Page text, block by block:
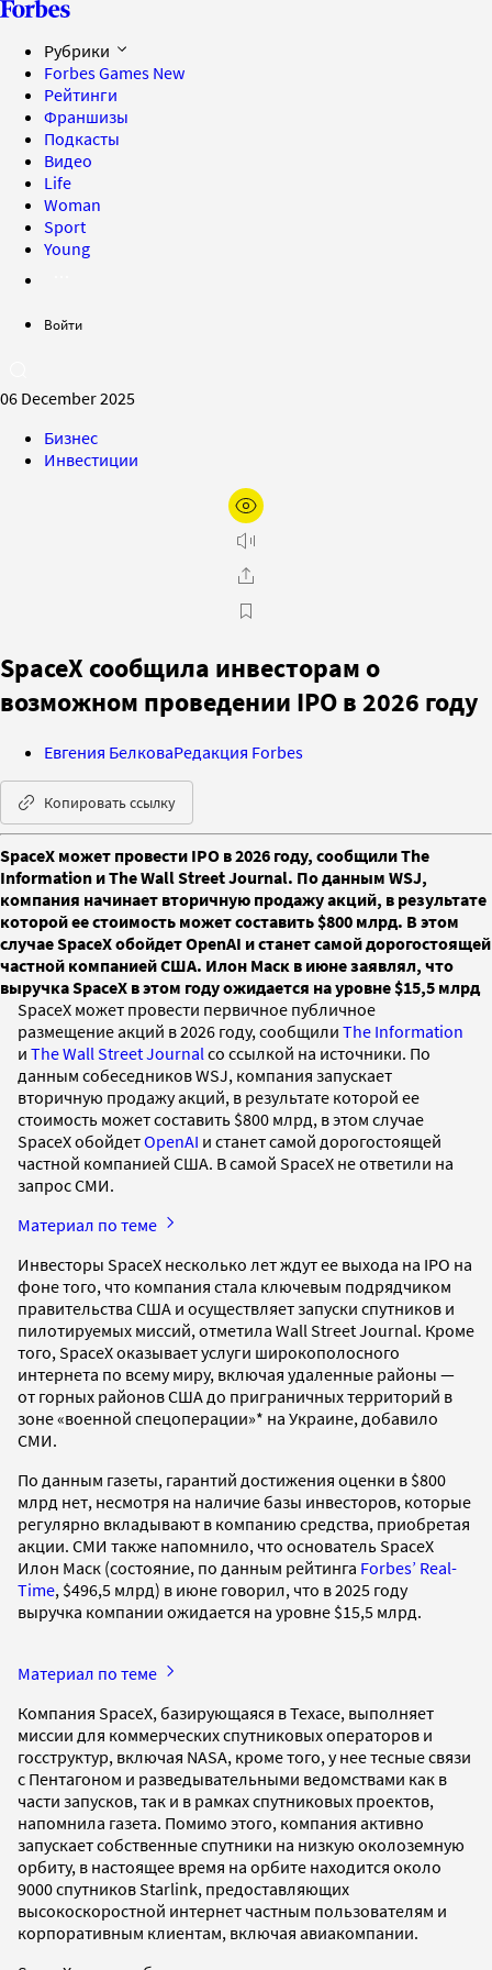
Рубрики
Forbes Games New
Рейтинги
Франшизы
Подкасты
Видео
Life
Woman
Sport
Young
Войти
06 December 2025
Бизнес
Инвестиции
SpaceX сообщила инвесторам о
возможном проведении IPO в 2026 году
Евгения БелковаРедакция Forbes
Копировать ссылку
SpaceX может провести IPO в 2026 году, сообщили The
Information и The Wall Street Journal. По данным WSJ,
компания начинает вторичную продажу акций, в результате
которой ее стоимость может составить $800 млрд. В этом
случае SpaceX обойдет OpenAI и станет самой дорогостоящей
частной компанией США. Илон Маск в июне заявлял, что
выручка SpaceX в этом году ожидается на уровне $15,5 млрд
SpaceX может провести первичное публичное
размещение акций в 2026 году, сообщили The Information
и The Wall Street Journal со ссылкой на источники. По
данным собеседников WSJ, компания запускает
вторичную продажу акций, в результате которой ее
стоимость может составить $800 млрд, в этом случае
SpaceX обойдетOpenAI и станет самой дорогостоящей
частной компанией США. В самой SpaceX не ответили на
запрос СМИ.
Материал по теме
Инвесторы SpaceX несколько лет ждут ее выхода на IPO на
фоне того, что компания стала ключевым подрядчиком
правительства США и осуществляет запуски спутников и
пилотируемых миссий, отметила Wall Street Journal. Кроме
того, SpaceX оказывает услуги широкополосного
интернета по всему миру, включая удаленные районы —
от горных районов США до приграничных территорий в
зоне «военной спецоперации»* на Украине, добавило
СМИ.
По данным газеты, гарантий достижения оценки в $800
млрд нет, несмотря на наличие базы инвесторов, которые
регулярно вкладывают в компанию средства, приобретая
акции. СМИ также напомнило, что основатель SpaceX
Илон Маск (состояние, по данным рейтинга Forbes’ Real-
Time, $496,5 млрд) в июне говорил, что в 2025 году
выручка компании ожидается на уровне $15,5 млрд.
Материал по теме
Компания SpaceX, базирующаяся в Техасе, выполняет
миссии для коммерческих спутниковых операторов и
госструктур, включая NASA, кроме того, у нее тесные связи
с Пентагоном и разведывательными ведомствами как в
части запусков, так и в рамках спутниковых проектов,
напомнила газета. Помимо этого, компания активно
запускает собственные спутники на низкую околоземную
орбиту, в настоящее время на орбите находится около
9000 спутников Starlink, предоставляющих
высокоскоростной интернет частным пользователям и
корпоративным клиентам, включая авиакомпании.